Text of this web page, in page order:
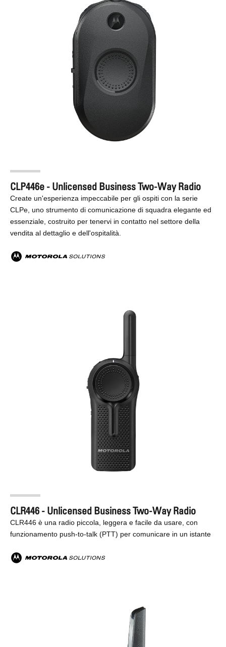
CLP446e - Unlicensed Business Two-Way Radio
Create un'esperienza impeccabile per gli ospiti con la serie
CLPe, uno strumento di comunicazione di squadra elegante ed
essenziale, costruito per tenervi in contatto nel settore della
vendita al dettaglio e dell'ospitalità.
CLR446 - Unlicensed Business Two-Way Radio
CLR446 è una radio piccola, leggera e facile da usare, con
funzionamento push-to-talk (PTT) per comunicare in un istante